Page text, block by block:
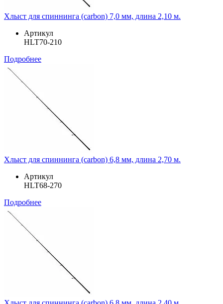
Хлыст для спиннинга (carbon) 7,0 мм, длина 2,10 м.
Артикул
HLT70-210
Подробнее
Хлыст для спиннинга (carbon) 6,8 мм, длина 2,70 м.
Артикул
HLT68-270
Подробнее